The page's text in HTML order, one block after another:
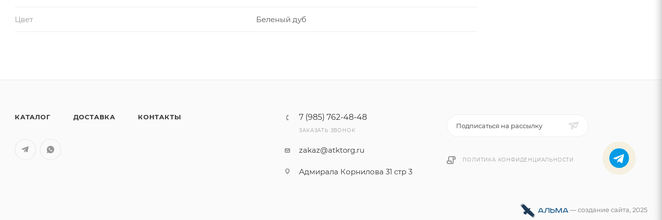
Цвет Беленый дуб
КАТАЛОГ ДОСТАВКА КОНТАКТЫ 7 (985) 762-48-48
ЗАКАЗАТЬ ЗВОНОК
zakaz@atktorg.ru
Адмирала Корнилова 31 стр 3
Подписаться на рассылку
ПОЛИТИКА КОНФИДЕНЦИАЛЬНОСТИ
—cоздание сайта , 2025